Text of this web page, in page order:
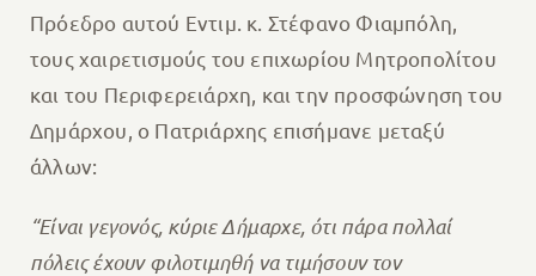
Πρόεδρο αυτού Εντιμ. κ. Στέφανο Φιαμπόλη,
τους χαιρετισμούς του επιχωρίου Μητροπολίτου
και του Περιφερειάρχη, και την προσφώνηση του
Δημάρχου, ο Πατριάρχης επισήμανε μεταξύ
άλλων:
“Είναι γεγονός, κύριε Δήμαρχε, ότι πάρα πολλαί
πόλεις έχουν φιλοτιμηθή να τιμήσουν τον